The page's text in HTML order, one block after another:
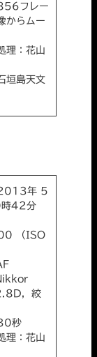
フレー
からムー
理：花山
垣島天文
2013年 5
42分
（ISO
，絞
秒
理：花山